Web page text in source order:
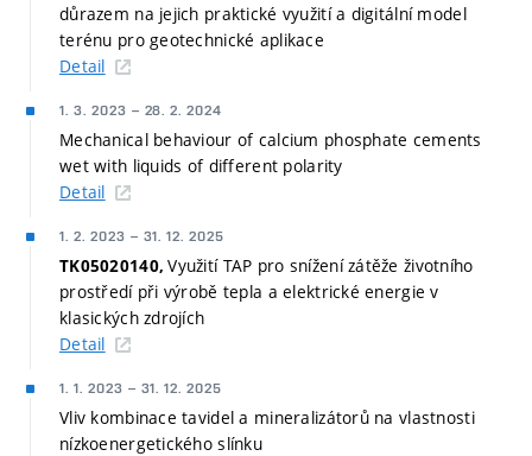
důrazem na jejich praktické využití a digitální model
terénu pro geotechnické aplikace
Detail
1. 3. 2023 – 28. 2. 2024
Mechanical behaviour of calcium phosphate cements
wet with liquids of different polarity
Detail
1. 2. 2023 – 31. 12. 2025
TK05020140,Využití TAP pro snížení zátěže životního
prostředí při výrobě tepla a elektrické energie v
klasických zdrojích
Detail
1. 1. 2023 – 31. 12. 2025
Vliv kombinace tavidel a mineralizátorů na vlastnosti
nízkoenergetického slínku